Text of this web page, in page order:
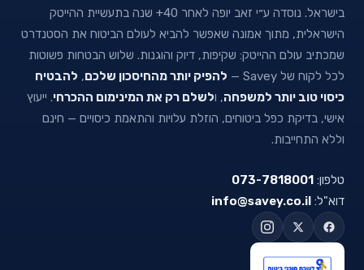
בישראל. נוסדה ע״י זאב יופה לאחר 40+ שנה בתעשיית ההייטק
הישראלית, מתוך אמונה שאפשר להביא לעולם הביטוח את הסטנדרט
שמכתיב עולם ההייטק: שקיפות, דיוק והוגנות. שלוש הבטחות פשוטות
לכל לקוח של Savey —
להפיק יותר מהחיסכון שלכם, להבטיח
כיסוי טוב יותר למשפחה, ולשלם רק את המינימום ההכרחי. ייעוץ
אישי, בדיקת כפל ביטוחים, הוזלת עלויות והתאמת כיסויים — חינם
וללא התחייבות.
טלפון: 073-7818001
דוא"ל: info@savey.co.il